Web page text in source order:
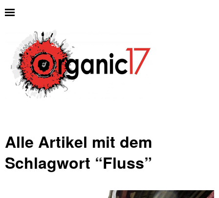
Alle Artikel mit dem
Schlagwort “Fluss”